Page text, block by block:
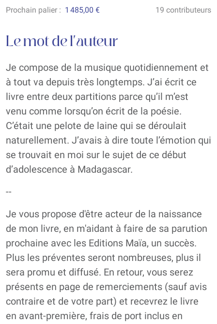
Prochain palier : 1 485,00 € 19 contributeurs
Le mot de l'auteur
Je compose de la musique quotidiennement et
à tout va depuis très longtemps. J’ai écrit ce
livre entre deux partitions parce qu’il m’est
venu comme lorsqu’on écrit de la poésie.
C’était une pelote de laine qui se déroulait
naturellement. J’avais à dire toute l’émotion qui
se trouvait en moi sur le sujet de ce début
d’adolescence à Madagascar.
--
Je vous propose d'être acteur de la naissance
de mon livre, en m'aidant à faire de sa parution
prochaine avec les Editions Maïa, un succès.
Plus les préventes seront nombreuses, plus il
sera promu et diffusé. En retour, vous serez
présents en page de remerciements (sauf avis
contraire et de votre part) et recevrez le livre
en avant-première, frais de port inclus en